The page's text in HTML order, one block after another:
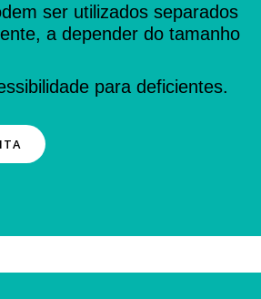
ser utilizados separados
a depender do tamanho
para deficientes.